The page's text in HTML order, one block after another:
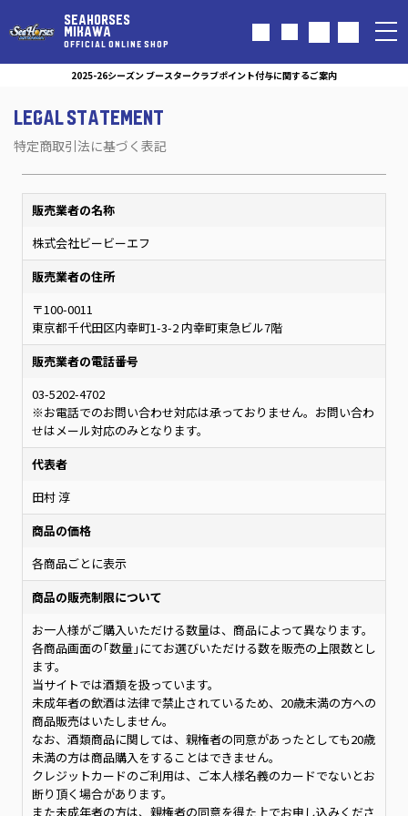
SEAHORSES
MIKAWA
OFFICIAL ONLINE SHOP
2025-26シーズン ブースタークラブポイント付与に関するご案内
LEGAL STATEMENT
特定商取引法に基づく表記
販売業者の名称
株式会社ビービーエフ
販売業者の住所
〒100-0011
東京都千代田区内幸町1-3-2 内幸町東急ビル7階
販売業者の電話番号
03-5202-4702
※お電話でのお問い合わせ対応は承っておりません。お問い合わ
せはメール対応のみとなります。
代表者
田村 淳
商品の価格
各商品ごとに表示
商品の販売制限について
お一人様がご購入いただける数量は、商品によって異なります。
各商品画面の｢数量｣にてお選びいただける数を販売の上限数とし
ます。
当サイトでは酒類を扱っています。
未成年者の飲酒は法律で禁止されているため、20歳未満の方への
商品販売はいたしません。
なお、酒類商品に関しては、親権者の同意があったとしても20歳
未満の方は商品購入をすることはできません。
クレジットカードのご利用は、ご本人様名義のカードでないとお
断り頂く場合があります。
また未成年者の方は、親権者の同意を得た上でお申し込みくださ